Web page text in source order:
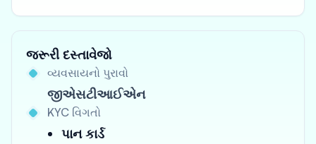
જરૂરી દસ્તાવેજો
વ્યવસાયનો પુરાવો
જીએસટીઆઈએન
KYC વિગતો
પાન કાર્ડ